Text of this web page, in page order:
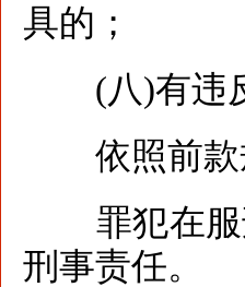
具的；
(八)有违反
依照前款
罪犯在服
刑事责任。